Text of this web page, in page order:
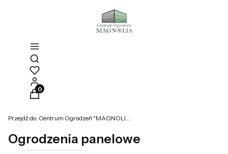
Otwórz wyszukiwarkę
Produkty w koszyku: 0. Zobacz szczegóły
Przejdź do: Centrum Ogrodzeń "MAGNOLIA"
Ogrodzenia panelowe